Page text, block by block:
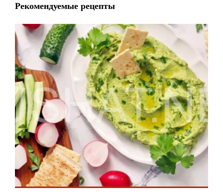
Рекомендуемые рецепты